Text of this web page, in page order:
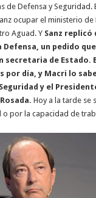
de Defensa y Seguridad.
ocupar el ministerio de
Aguad. Y Sanz replicó
Defensa, un pedido
secretaria de Estado.
por día, y Macri lo
y el
Hoy a la tarde se
o por la capacidad de